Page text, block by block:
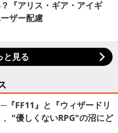
『アリス・ギア・アイギ
ザー配慮
と見る
『FF11』と『ウィザードリ
、"優しくないRPG"の沼にど